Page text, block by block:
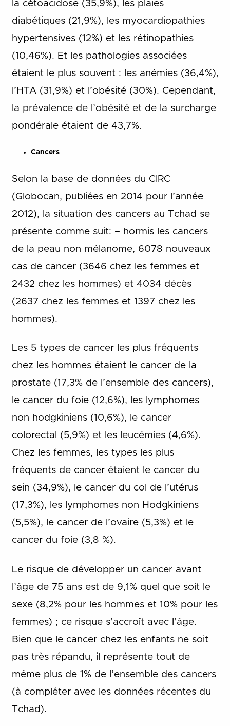
la cétoacidose (35,9%), les plaies
diabétiques (21,9%), les myocardiopathies
hypertensives (12%) et les rétinopathies
(10,46%). Et les pathologies associées
étaient le plus souvent : les anémies (36,4%),
l’HTA (31,9%) et l’obésité (30%). Cependant,
la prévalence de l’obésité et de la surcharge
pondérale étaient de 43,7%.
Cancers
Selon la base de données du CIRC
(Globocan, publiées en 2014 pour l’année
2012), la situation des cancers au Tchad se
présente comme suit: – hormis les cancers
de la peau non mélanome, 6078 nouveaux
cas de cancer (3646 chez les femmes et
2432 chez les hommes) et 4034 décès
(2637 chez les femmes et 1397 chez les
hommes).
Les 5 types de cancer les plus fréquents
chez les hommes étaient le cancer de la
prostate (17,3% de l’ensemble des cancers),
le cancer du foie (12,6%), les lymphomes
non hodgkiniens (10,6%), le cancer
colorectal (5,9%) et les leucémies (4,6%).
Chez les femmes, les types les plus
fréquents de cancer étaient le cancer du
sein (34,9%), le cancer du col de l’utérus
(17,3%), les lymphomes non Hodgkiniens
(5,5%), le cancer de l’ovaire (5,3%) et le
cancer du foie (3,8 %).
Le risque de développer un cancer avant
l’âge de 75 ans est de 9,1% quel que soit le
sexe (8,2% pour les hommes et 10% pour les
femmes) ; ce risque s’accroît avec l’âge.
Bien que le cancer chez les enfants ne soit
pas très répandu, il représente tout de
même plus de 1% de l’ensemble des cancers
(à compléter avec les données récentes du
Tchad).